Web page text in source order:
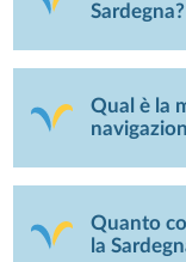
Sardegna?
Qual è la
Quanto
la